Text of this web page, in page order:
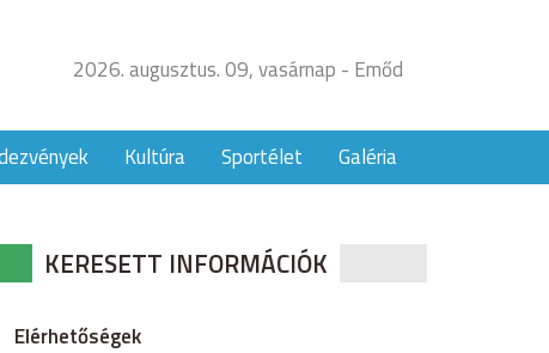
2026. augusztus. 09, vasárnap - Emőd
Kultúra Sportélet Galéria
KERESETT INFORMÁCIÓK
Elérhetőségek